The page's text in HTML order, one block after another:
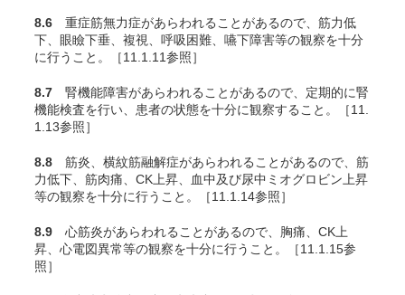
8.6 重症筋無力症があらわれることがあるので、筋力低
下、眼瞼下垂、 複視、 呼吸困難、嚥下障害等の観察を十分
に行うこと。［11.1.11参照］
8.7 腎機能障害があらわれることがあるので、定期的に腎
機能検査を行い、患者の状態を十分に観察すること。［11.
1.13参照］
8.8 筋炎、横紋筋融解症があらわれることがあるので、筋
力低下、筋肉痛、CK上昇、血中及び尿中ミオグロビン上昇
等の観察を十分に行うこと。［11.1.14参照］
8.9 心筋炎があらわれることがあるので、胸痛、CK上
昇、心電図異常等の観察を十分に行うこと。［11.1.15参
照］